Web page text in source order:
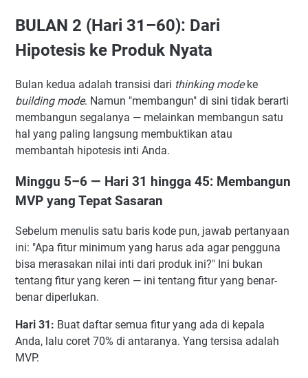
BULAN 2 (Hari 31–60): Dari
Hipotesis ke Produk Nyata
Bulan kedua adalah transisi dari thinking modeke
building mode. Namun "membangun" di sini tidak berarti
membangun segalanya — melainkan membangun satu
hal yang paling langsung membuktikan atau
membantah hipotesis inti Anda.
Minggu 5–6 — Hari 31 hingga 45: Membangun
MVP yang Tepat Sasaran
Sebelum menulis satu baris kode pun, jawab pertanyaan
ini: "Apa fitur minimum yang harus ada agar pengguna
bisa merasakan nilai inti dari produk ini?" Ini bukan
tentang fitur yang keren — ini tentang fitur yang benar-
benar diperlukan.
Hari 31: Buat daftar semua fitur yang ada di kepala
Anda, lalu coret 70% di antaranya. Yang tersisa adalah
MVP.